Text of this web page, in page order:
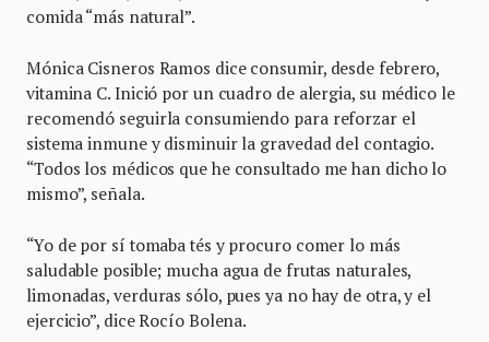
comida “más natural”.
Mónica Cisneros Ramos dice consumir, desde febrero,
vitamina C. Inició por un cuadro de alergia, su médico le
recomendó seguirla consumiendo para reforzar el
sistema inmune y disminuir la gravedad del contagio.
“Todos los médicos que he consultado me han dicho lo
mismo”, señala.
“Yo de por sí tomaba tés y procuro comer lo más
saludable posible; mucha agua de frutas naturales,
limonadas, verduras sólo, pues ya no hay de otra, y el
ejercicio”, dice Rocío Bolena.